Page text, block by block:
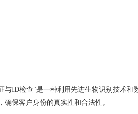
与ID检查"是一种利用先进生物识别技术
确保客户身份的真实性和合法性。